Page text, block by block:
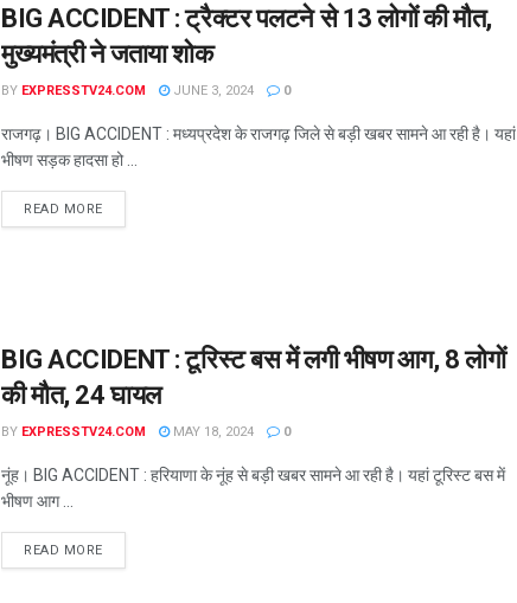
BIG ACCIDENT : ट्रैक्टर पलटने से 13 लोगों की मौत,
मुख्यमंत्री ने जताया शोक
BY EXPRESSTV24.COM JUNE 3, 2024 0
राजगढ़। BIG ACCIDENT : मध्यप्रदेश के राजगढ़ जिले से बड़ी खबर सामने आ रही है। यहां
भीषण सड़क हादसा हो ...
READ MORE
BIG ACCIDENT : टूरिस्ट बस में लगी भीषण आग, 8 लोगों
की मौत, 24 घायल
BY EXPRESSTV24.COM MAY 18, 2024 0
नूंह। BIG ACCIDENT : हरियाणा के नूंह से बड़ी खबर सामने आ रही है। यहां टूरिस्ट बस में
भीषण आग ...
READ MORE